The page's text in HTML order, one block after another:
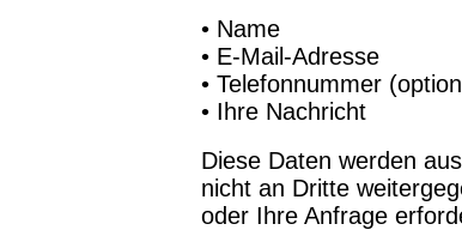
• Name
• E-Mail-Adresse
• Telefonnummer
• Ihre Nachricht
Diese Daten werden
nicht an Dritte
oder Ihre Anfrage